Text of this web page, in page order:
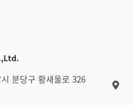
분당구 황새울로 326